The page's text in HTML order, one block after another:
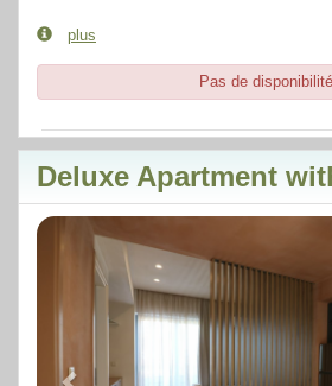
plus
Pas de disponibilité
Deluxe Apartment
Previous